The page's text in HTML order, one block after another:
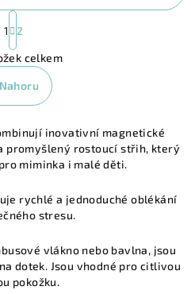
O
v
l
á
a
c
í
r
k
y
v
S
t
r
á
n
k
o
á
n
í
1 2
celkem
Nahoru
inovativní magnetické
promyšlený rostoucí střih, který
miminka i malé děti.
rychlé a jednoduché oblékání
stresu.
vlákno nebo bavlna, jsou
dotek. Jsou vhodné pro citlivou
pokožku.